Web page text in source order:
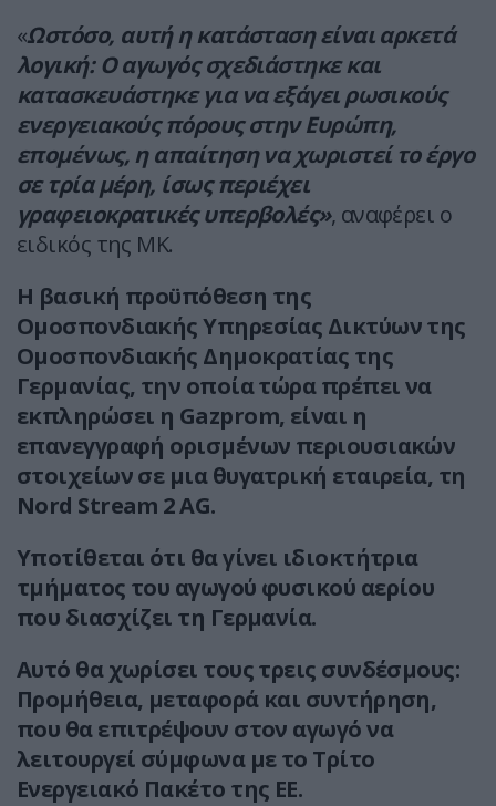
«Ωστόσο, αυτή η κατάσταση είναι αρκετά
λογική: Ο αγωγός σχεδιάστηκε και
κατασκευάστηκε για να εξάγει ρωσικούς
ενεργειακούς πόρους στην Ευρώπη,
επομένως, η απαίτηση να χωριστεί το έργο
σε τρία μέρη, ίσως περιέχει
γραφειοκρατικές υπερβολές», αναφέρει ο
ειδικός της MK.
Η βασική προϋπόθεση της
Ομοσπονδιακής Υπηρεσίας Δικτύων της
Ομοσπονδιακής Δημοκρατίας της
Γερμανίας, την οποία τώρα πρέπει να
εκπληρώσει η Gazprom, είναι η
επανεγγραφή ορισμένων περιουσιακών
στοιχείων σε μια θυγατρική εταιρεία, τη
Nord Stream 2 AG.
Υποτίθεται ότι θα γίνει ιδιοκτήτρια
τμήματος του αγωγού φυσικού αερίου
που διασχίζει τη Γερμανία.
Αυτό θα χωρίσει τους τρεις συνδέσμους:
Προμήθεια, μεταφορά και συντήρηση,
που θα επιτρέψουν στον αγωγό να
λειτουργεί σύμφωνα με το Τρίτο
Ενεργειακό Πακέτο της ΕΕ.